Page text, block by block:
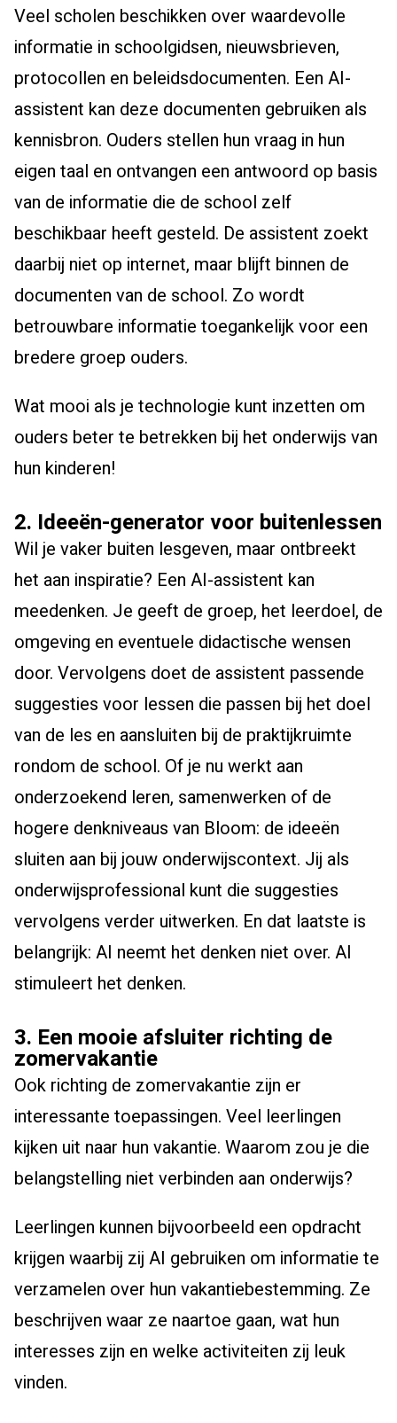
Veel scholen beschikken over waardevolle
informatie in schoolgidsen, nieuwsbrieven,
protocollen en beleidsdocumenten. Een AI-
assistent kan deze documenten gebruiken als
kennisbron. Ouders stellen hun vraag in hun
eigen taal en ontvangen een antwoord op basis
van de informatie die de school zelf
beschikbaar heeft gesteld. De assistent zoekt
daarbij niet op internet, maar blijft binnen de
documenten van de school. Zo wordt
betrouwbare informatie toegankelijk voor een
bredere groep ouders.
Wat mooi als je technologie kunt inzetten om
ouders beter te betrekken bij het onderwijs van
hun kinderen!
2. Ideeën-generator voor buitenlessen
Wil je vaker buiten lesgeven, maar ontbreekt
het aan inspiratie? Een AI-assistent kan
meedenken. Je geeft de groep, het leerdoel, de
omgeving en eventuele didactische wensen
door. Vervolgens doet de assistent passende
suggesties voor lessen die passen bij het doel
van de les en aansluiten bij de praktijkruimte
rondom de school. Of je nu werkt aan
onderzoekend leren, samenwerken of de
hogere denkniveaus van Bloom: de ideeën
sluiten aan bij jouw onderwijscontext. Jij als
onderwijsprofessional kunt die suggesties
vervolgens verder uitwerken. En dat laatste is
belangrijk: AI neemt het denken niet over. AI
stimuleert het denken.
3. Een mooie afsluiter richting de
zomervakantie
Ook richting de zomervakantie zijn er
interessante toepassingen. Veel leerlingen
kijken uit naar hun vakantie. Waarom zou je die
belangstelling niet verbinden aan onderwijs?
Leerlingen kunnen bijvoorbeeld een opdracht
krijgen waarbij zij AI gebruiken om informatie te
verzamelen over hun vakantiebestemming. Ze
beschrijven waar ze naartoe gaan, wat hun
interesses zijn en welke activiteiten zij leuk
vinden.